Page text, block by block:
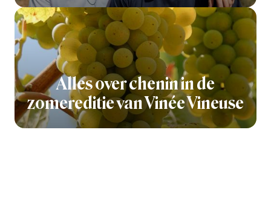
Alles over chenin in de
zomereditie van Vinée Vineuse